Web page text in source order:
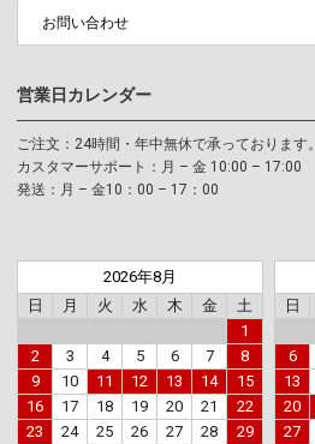
お問い合わせ
営業日カレンダー
ご注文：24時間・年中無休で承っております。
カスタマーサポート：月 – 金 10:00 – 17:00
発送：月 – 金10：00 – 17：00
2026年8月
日
月 火 水 木 金
土
1
2
3 4 5 6 7
8
9
10 11 12 13 14
15
16
17 18 19 20 21
22
23
24 25 26 27 28
29
日
6
13
20
27